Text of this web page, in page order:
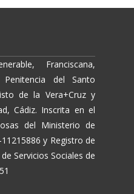
Franciscana,
del Santo
de la Vera+Cruz y
Cádiz. Inscrita en el
del Ministerio de
11215886 y Registro de
Servicios Sociales de